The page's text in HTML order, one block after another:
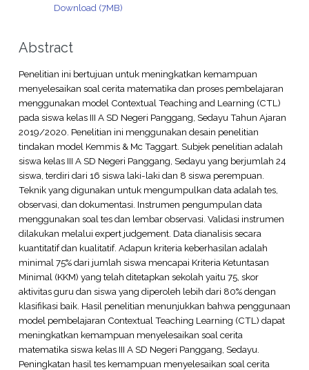
Download (7MB)
Abstract
Penelitian ini bertujuan untuk meningkatkan kemampuan
menyelesaikan soal cerita matematika dan proses pembelajaran
menggunakan model Contextual Teaching and Learning (CTL)
pada siswa kelas III A SD Negeri Panggang, Sedayu Tahun Ajaran
2019/2020. Penelitian ini menggunakan desain penelitian
tindakan model Kemmis & Mc Taggart. Subjek penelitian adalah
siswa kelas III A SD Negeri Panggang, Sedayu yang berjumlah 24
siswa, terdiri dari 16 siswa laki-laki dan 8 siswa perempuan.
Teknik yang digunakan untuk mengumpulkan data adalah tes,
observasi, dan dokumentasi. Instrumen pengumpulan data
menggunakan soal tes dan lembar observasi. Validasi instrumen
dilakukan melalui expert judgement. Data dianalisis secara
kuantitatif dan kualitatif. Adapun kriteria keberhasilan adalah
minimal 75% dari jumlah siswa mencapai Kriteria Ketuntasan
Minimal (KKM) yang telah ditetapkan sekolah yaitu 75, skor
aktivitas guru dan siswa yang diperoleh lebih dari 80% dengan
klasifikasi baik. Hasil penelitian menunjukkan bahwa penggunaan
model pembelajaran Contextual Teaching Learning (CTL) dapat
meningkatkan kemampuan menyelesaikan soal cerita
matematika siswa kelas III A SD Negeri Panggang, Sedayu.
Peningkatan hasil tes kemampuan menyelesaikan soal cerita